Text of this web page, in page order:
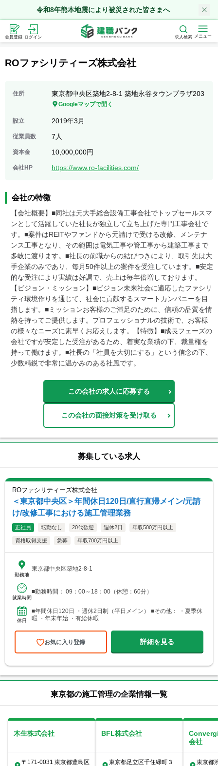
令和8年熊本地震により被災された皆さまへ
会員登録 ログイン 求人検索 メニュー
ROファシリティーズ株式会社
住所 東京都中央区築地2-8-1 築地永谷タウンプラザ203
Googleマップで開く
設立 2019年3月
従業員数 7人
資本金 10,000,000円
会社HP https://www.ro-facilities.com/
会社の特徴
【会社概要】■同社は元大手総合設備工事会社でトップセールスマ
ンとして活躍していた社長が独立して立ち上げた専門工事会社で
す。■案件はREITやファンドから元請けで受ける改修、メンテナ
ンス工事となり、その範囲は電気工事や管工事から建築工事まで
多岐に渡ります。■社長の前職からの結びつきにより、取引先は大
手企業のみであり、毎月50件以上の案件を受注しています。■安定
的な受注により実績は好調で、売上は毎年倍増しております。
【ビジョン・ミッション】■ビジョン未来社会に適応したファシリ
ティ環境作りを通じて、社会に貢献するスマートカンパニーを目
指します。■ミッションお客様のご満足のために、信頼の品質を情
熱を持ってご提供します。プロフェッショナルの技術で、お客様
の様々なニーズに素早くお応えします。【特徴】■成長フェーズの
会社ですが安定した受注があるため、着実な業績の下、裁量権を
持って働けます。■社長の「社員を大切にする」という信念の下、
少数精鋭で非常に温かみのある社風です。
この会社の求人に応募する
この会社の面接対策を受け取る
募集している求人
ROファシリティーズ株式会社
＜東京都中央区＞年間休日120日/直行直帰メイン/元請
け/改修工事における施工管理業務
正社員 転勤なし 20代歓迎 週休2日 年収500万円以上
資格取得支援 急募 年収700万円以上
勤務地
東京都中央区築地2-8-1
就業時間
■勤務時間： 09：00～18：00（休憩：60分）
休日
■年間休日120日 ・週休2日制（平日メイン） ■その他： ・夏季休
暇 ・年末年始 ・有給休暇
お気に入り登録 詳細を見る
東京都の施工管理の企業情報一覧
木生株式会社
〒171-0031 東京都豊島区
BFL株式会社
東京都足立区千住緑町３
会社
東京都